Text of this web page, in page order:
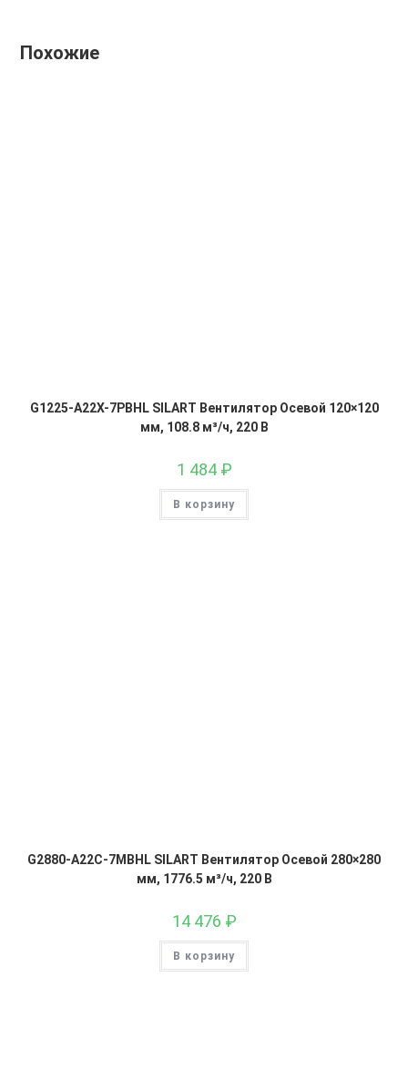
Похожие
G1225-A22X-7PBHL SILART Вентилятор Осевой 120×120
мм, 108.8 м³/ч, 220 В
1 484 ₽
В корзину
G2880-A22C-7MBHL SILART Вентилятор Осевой 280×280
мм, 1776.5 м³/ч, 220 В
14 476 ₽
В корзину